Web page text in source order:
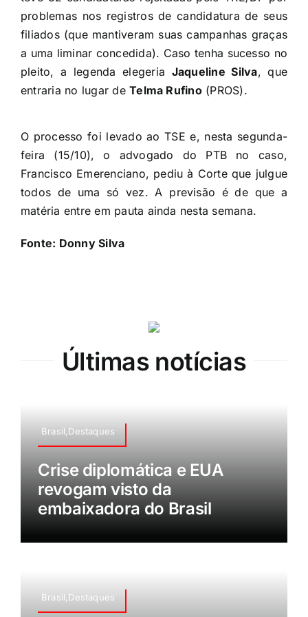
problemas nos registros de candidatura de seus
filiados (que mantiveram suas campanhas graças
a uma liminar concedida). Caso tenha sucesso no
pleito, a legenda elegeria Jaqueline Silva, que
entraria no lugar deTelma Rufino(PROS).
O processo foi levado ao TSE e, nesta segunda-
feira (15/10), o advogado do PTB no caso,
Francisco Emerenciano, pediu à Corte que julgue
todos de uma só vez. A previsão é de que a
matéria entre em pauta ainda nesta semana.
Fonte: Donny Silva
Últimas notícias
Brasil,Destaques
Crise diplomática e EUA
revogam visto da
embaixadora do Brasil
Brasil,Destaques